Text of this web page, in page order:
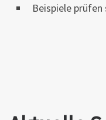
Beispiele